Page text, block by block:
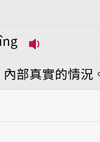
部真實的情況